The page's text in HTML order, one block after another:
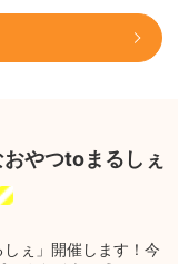
やつtoまるしぇ
ぇ」開催します！今